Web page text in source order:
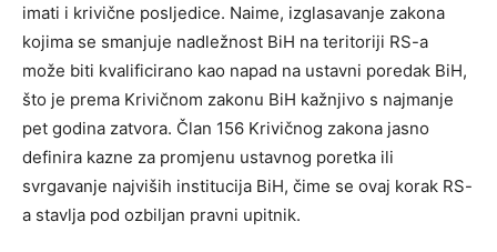
imati i krivične posljedice. Naime, izglasavanje zakona
kojima se smanjuje nadležnost BiH na teritoriji RS-a
može biti kvalificirano kao napad na ustavni poredak BiH,
što je prema Krivičnom zakonu BiH kažnjivo s najmanje
pet godina zatvora. Član 156 Krivičnog zakona jasno
definira kazne za promjenu ustavnog poretka ili
svrgavanje najviših institucija BiH, čime se ovaj korak RS-
a stavlja pod ozbiljan pravni upitnik.